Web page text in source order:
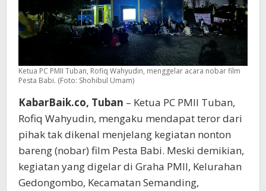
Ketua PC PMII Tuban, Rofiq Wahyudin, menggelar acara nobar film
Pesta Babi. (Foto: Shohibul Umam)
KabarBaik.co, Tuban – Ketua PC PMII Tuban,
Rofiq Wahyudin, mengaku mendapat teror dari
pihak tak dikenal menjelang kegiatan nonton
bareng (nobar) film Pesta Babi. Meski demikian,
kegiatan yang digelar di Graha PMII, Kelurahan
Gedongombo, Kecamatan Semanding,